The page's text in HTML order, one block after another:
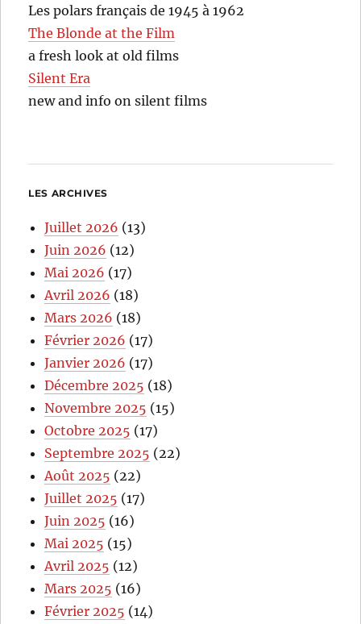
Les polars français de 1945 à 1962
The Blonde at the Film
a fresh look at old films
Silent Era
new and info on silent films
LES ARCHIVES
Juillet 2026 (13)
Juin 2026 (12)
Mai 2026 (17)
Avril 2026 (18)
Mars 2026 (18)
Février 2026 (17)
Janvier 2026 (17)
Décembre 2025 (18)
Novembre 2025 (15)
Octobre 2025 (17)
Septembre 2025 (22)
Août 2025 (22)
Juillet 2025 (17)
Juin 2025 (16)
Mai 2025 (15)
Avril 2025 (12)
Mars 2025 (16)
Février 2025 (14)